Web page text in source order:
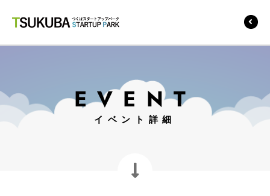
EVENT
イベント詳細